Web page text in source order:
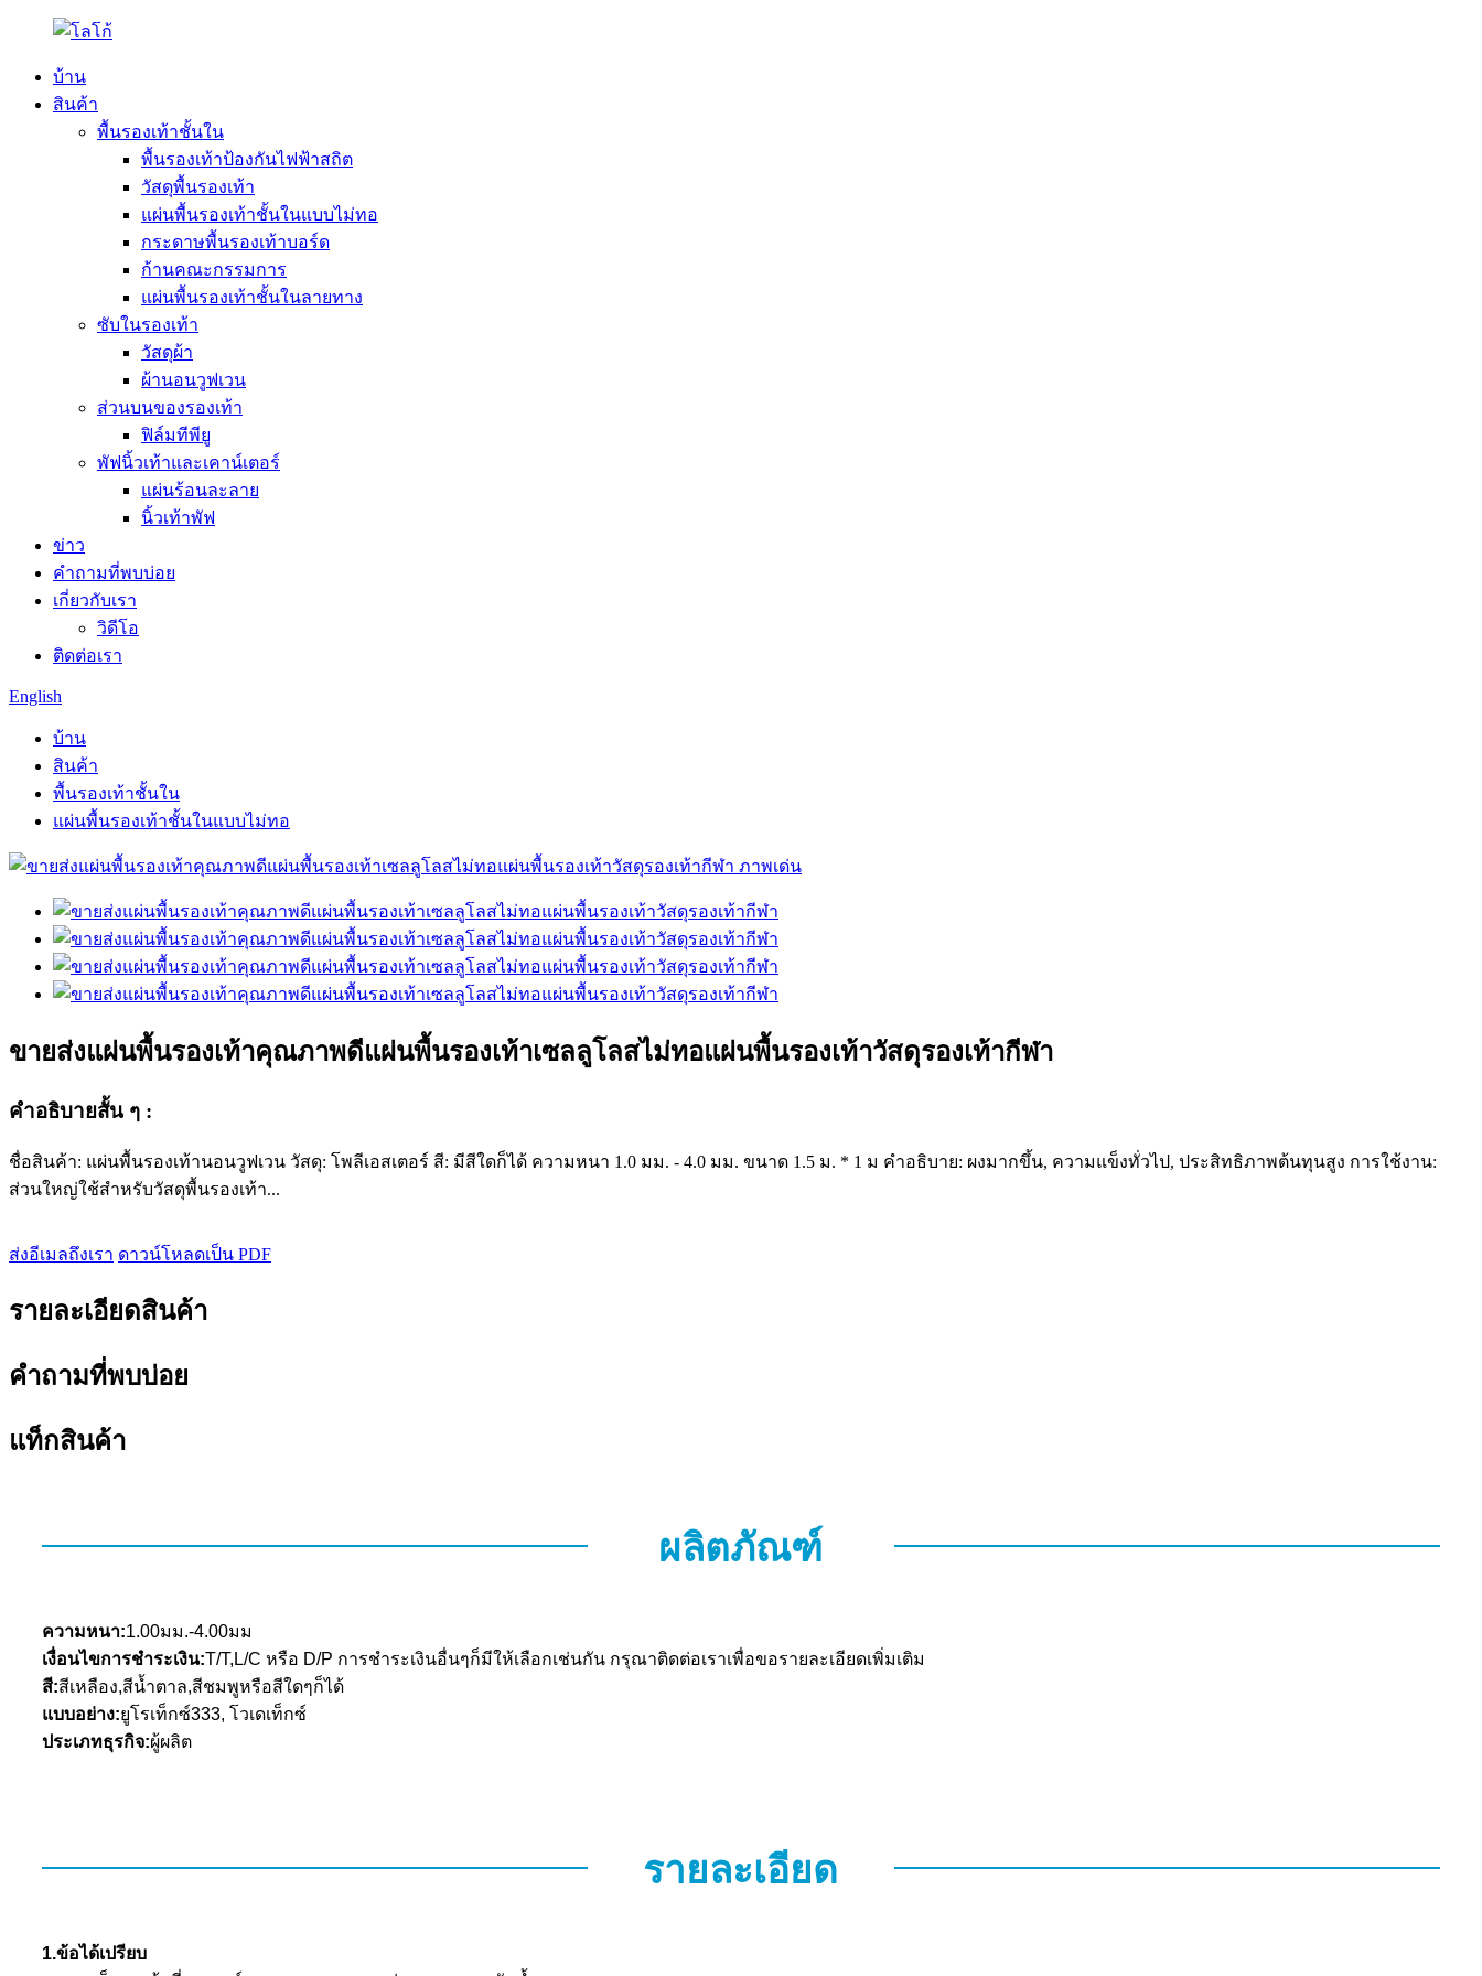
บ้าน
สินค้า
พื้นรองเท้าชั้นใน
พื้นรองเท้าป้องกันไฟฟ้าสถิต
วัสดุพื้นรองเท้า
แผ่นพื้นรองเท้าชั้นในแบบไม่ทอ
กระดาษพื้นรองเท้าบอร์ด
ก้านคณะกรรมการ
แผ่นพื้นรองเท้าชั้นในลายทาง
ซับในรองเท้า
วัสดุผ้า
ผ้านอนวูฟเวน
ส่วนบนของรองเท้า
ฟิล์มทีพียู
พัฟนิ้วเท้าและเคาน์เตอร์
แผ่นร้อนละลาย
นิ้วเท้าพัฟ
ข่าว
คำถามที่พบบ่อย
เกี่ยวกับเรา
วิดีโอ
ติดต่อเรา
English
บ้าน
สินค้า
พื้นรองเท้าชั้นใน
แผ่นพื้นรองเท้าชั้นในแบบไม่ทอ
ขายส่งแผ่นพื้นรองเท้าคุณภาพดีแผ่นพื้นรองเท้าเซลลูโลสไม่ทอแผ่นพื้นรองเท้าวัสดุรองเท้ากีฬา
คำอธิบายสั้น ๆ :
ชื่อสินค้า: แผ่นพื้นรองเท้านอนวูฟเวน วัสดุ: โพลีเอสเตอร์ สี: มีสีใดก็ได้ ความหนา 1.0 มม. - 4.0 มม. ขนาด 1.5 ม. * 1 ม คำอธิบาย: ผงมากขึ้น, ความแข็งทั่วไป, ประสิทธิภาพต้นทุนสูง การใช้งาน:
ส่วนใหญ่ใช้สำหรับวัสดุพื้นรองเท้า...
ส่งอีเมลถึงเรา ดาวน์โหลดเป็น PDF
รายละเอียดสินค้า
คำถามที่พบบ่อย
แท็กสินค้า
ผลิตภัณฑ์
ความหนา:1.00มม.-4.00มม
เงื่อนไขการชำระเงิน:T/T,L/C หรือ D/P การชำระเงินอื่นๆก็มีให้เลือกเช่นกัน กรุณาติดต่อเราเพื่อขอรายละเอียดเพิ่มเติม
สี:สีเหลือง,สีน้ำตาล,สีชมพูหรือสีใดๆก็ได้
แบบอย่าง:ยูโรเท็กซ์333, โวเดเท็กซ์
ประเภทธุรกิจ:ผู้ผลิต
รายละเอียด
1.ข้อได้เปรียบ